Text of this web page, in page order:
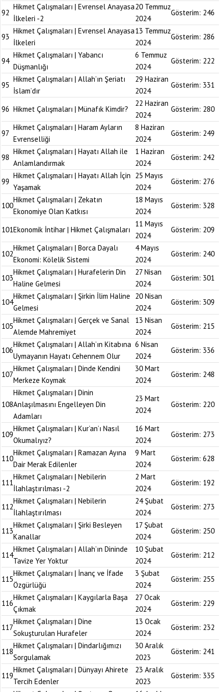
92
Hikmet Çalışmaları | Evrensel Anayasa
İlkeleri -2
20 Temmuz
2024
Gösterim: 246
93
Hikmet Çalışmaları | Evrensel Anayasa
İlkeleri
13 Temmuz
2024
Gösterim: 286
94
Hikmet Çalışmaları | Yabancı
Düşmanlığı
6 Temmuz
2024
Gösterim: 222
95
Hikmet Çalışmaları | Allah’ın Şeriatı
İslam’dır
29 Haziran
2024
Gösterim: 331
96 Hikmet Çalışmaları | Münafık Kimdir?
22 Haziran
2024
Gösterim: 280
97
Hikmet Çalışmaları | Haram Ayların
Evrenselliği
8 Haziran
2024
Gösterim: 249
98
Hikmet Çalışmaları | Hayatı Allah ile
Anlamlandırmak
1 Haziran
2024
Gösterim: 242
99
Hikmet Çalışmaları | Hayatı Allah İçin
Yaşamak
25 Mayıs
2024
Gösterim: 276
100
Hikmet Çalışmaları | Zekatın
Ekonomiye Olan Katkısı
18 Mayıs
2024
Gösterim: 328
101Ekonomik İntihar | Hikmet Çalışmaları
11 Mayıs
2024
Gösterim: 209
102
Hikmet Çalışmaları | Borca Dayalı
Ekonomi: Kölelik Sistemi
4 Mayıs
2024
Gösterim: 240
103
Hikmet Çalışmaları | Hurafelerin Din
Haline Gelmesi
27 Nisan
2024
Gösterim: 301
104
Hikmet Çalışmaları | Şirkin İlim Haline
Gelmesi
20 Nisan
2024
Gösterim: 309
105
Hikmet Çalışmaları | Gerçek ve Sanal
Alemde Mahremiyet
13 Nisan
2024
Gösterim: 215
106
Hikmet Çalışmaları | Allah’ın Kitabına
Uymayanın Hayatı Cehennem Olur
6 Nisan
2024
Gösterim: 336
107
Hikmet Çalışmaları | Dinde Kendini
Merkeze Koymak
30 Mart
2024
Gösterim: 248
108
Hikmet Çalışmaları | Dinin
Anlaşılmasını Engelleyen Din
Adamları
23 Mart
2024
Gösterim: 220
109
Hikmet Çalışmaları | Kur’an’ı Nasıl
Okumalıyız?
16 Mart
2024
Gösterim: 273
110
Hikmet Çalışmaları | Ramazan Ayına
Dair Merak Edilenler
9 Mart
2024
Gösterim: 628
111
Hikmet Çalışmaları | Nebilerin
İlahlaştırılması -2
2 Mart
2024
Gösterim: 192
112
Hikmet Çalışmaları | Nebilerin
İlahlaştırılması
24 Şubat
2024
Gösterim: 273
113
Hikmet Çalışmaları | Şirki Besleyen
Kanallar
17 Şubat
2024
Gösterim: 250
114
Hikmet Çalışmaları | Allah’ın Dininde
Tavize Yer Yoktur
10 Şubat
2024
Gösterim: 212
115
Hikmet Çalışmaları | İnanç ve İfade
Özgürlüğü
3 Şubat
2024
Gösterim: 255
116
Hikmet Çalışmaları | Kaygılarla Başa
Çıkmak
27 Ocak
2024
Gösterim: 229
117
Hikmet Çalışmaları | Dine
Sokuşturulan Hurafeler
13 Ocak
2024
Gösterim: 232
118
Hikmet Çalışmaları | Dindarlığımızı
Sorgulamak
30 Aralık
2023
Gösterim: 241
119
Hikmet Çalışmaları | Dünyayı Ahirete
Tercih Edenler
23 Aralık
2023
Gösterim: 335